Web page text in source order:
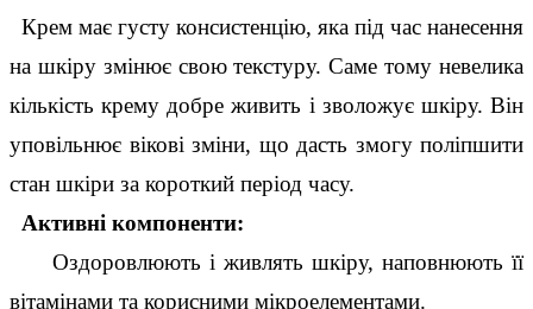
Крем має густу консистенцію, яка під час нанесення
на шкіру змінює свою текстуру. Саме тому невелика
кількість крему добре живить і зволожує шкіру. Він
уповільнює вікові зміни, що дасть змогу поліпшити
стан шкіри за короткий період часу.
Активні компоненти:
Оздоровлюють і живлять шкіру, наповнюють її
вітамінами та корисними мікроелементами.